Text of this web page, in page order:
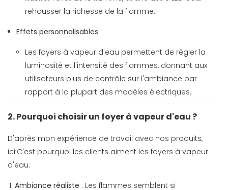
rehausser la richesse de la flamme.
Effets personnalisables :
Les foyers à vapeur d'eau permettent de régler la
luminosité et l'intensité des flammes, donnant aux
utilisateurs plus de contrôle sur l'ambiance par
rapport à la plupart des modèles électriques.
2. Pourquoi choisir un foyer à vapeur d'eau ?
D'après mon expérience de travail avec nos produits,
ici’C'est pourquoi les clients aiment les foyers à vapeur
d'eau:
Ambiance réaliste : Les flammes semblent si